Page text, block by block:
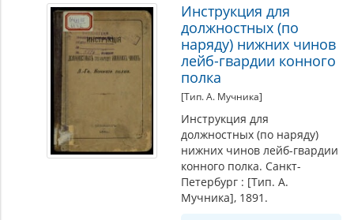
Инструкция для
должностных (по
наряду) нижних чинов
лейб-гвардии конного
полка
[Тип. А. Мучника]
Инструкция для
должностных (по наряду)
нижних чинов лейб-гвардии
конного полка. Санкт-
Петербург : [Тип. А.
Мучника], 1891.